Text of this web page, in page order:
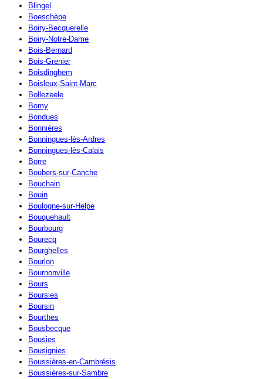
Blingel
Boeschèpe
Boiry-Becquerelle
Boiry-Notre-Dame
Bois-Bernard
Bois-Grenier
Boisdinghem
Boisleux-Saint-Marc
Bollezeele
Bomy
Bondues
Bonnières
Bonningues-lès-Ardres
Bonningues-lès-Calais
Borre
Boubers-sur-Canche
Bouchain
Bouin
Boulogne-sur-Helpe
Bouquehault
Bourbourg
Bourecq
Bourghelles
Bourlon
Bournonville
Bours
Boursies
Boursin
Bourthes
Bousbecque
Bousies
Bousignies
Boussières-en-Cambrésis
Boussières-sur-Sambre